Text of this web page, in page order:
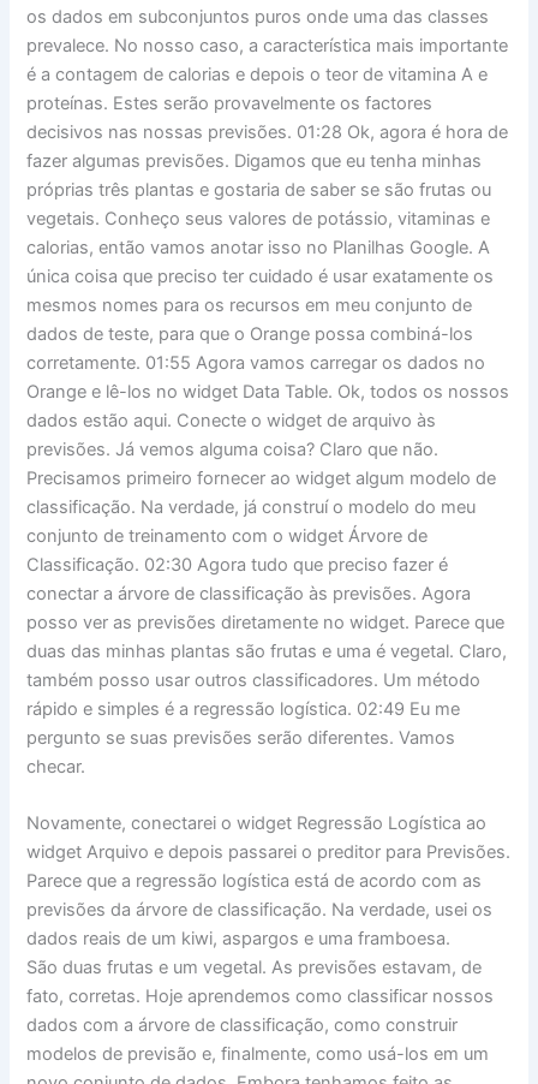
os dados em subconjuntos puros onde uma das classes
prevalece. No nosso caso, a característica mais importante
é a contagem de calorias e depois o teor de vitamina A e
proteínas. Estes serão provavelmente os factores
decisivos nas nossas previsões. 01:28 Ok, agora é hora de
fazer algumas previsões. Digamos que eu tenha minhas
próprias três plantas e gostaria de saber se são frutas ou
vegetais. Conheço seus valores de potássio, vitaminas e
calorias, então vamos anotar isso no Planilhas Google. A
única coisa que preciso ter cuidado é usar exatamente os
mesmos nomes para os recursos em meu conjunto de
dados de teste, para que o Orange possa combiná-los
corretamente. 01:55 Agora vamos carregar os dados no
Orange e lê-los no widget Data Table. Ok, todos os nossos
dados estão aqui. Conecte o widget de arquivo às
previsões. Já vemos alguma coisa? Claro que não.
Precisamos primeiro fornecer ao widget algum modelo de
classificação. Na verdade, já construí o modelo do meu
conjunto de treinamento com o widget Árvore de
Classificação. 02:30 Agora tudo que preciso fazer é
conectar a árvore de classificação às previsões. Agora
posso ver as previsões diretamente no widget. Parece que
duas das minhas plantas são frutas e uma é vegetal. Claro,
também posso usar outros classificadores. Um método
rápido e simples é a regressão logística. 02:49 Eu me
pergunto se suas previsões serão diferentes. Vamos
checar.
Novamente, conectarei o widget Regressão Logística ao
widget Arquivo e depois passarei o preditor para Previsões.
Parece que a regressão logística está de acordo com as
previsões da árvore de classificação. Na verdade, usei os
dados reais de um kiwi, aspargos e uma framboesa.
São duas frutas e um vegetal. As previsões estavam, de
fato, corretas. Hoje aprendemos como classificar nossos
dados com a árvore de classificação, como construir
modelos de previsão e, finalmente, como usá-los em um